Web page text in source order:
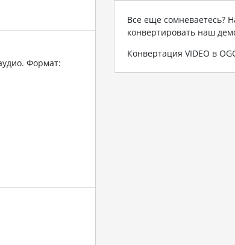
Формат:
Все еще сомневаетесь?
конвертировать наш
Конвертация VIDEO в